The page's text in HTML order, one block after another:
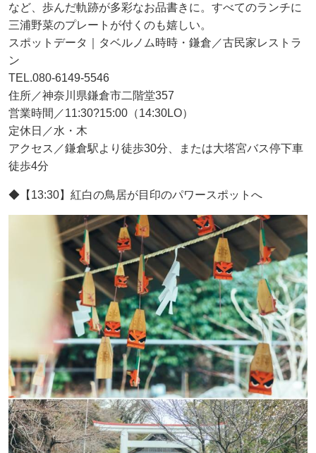
など、歩んだ軌跡が多彩なお品書きに。すべてのランチに
三浦野菜のプレートが付くのも嬉しい。
スポットデータ｜タベルノム時時・鎌倉／古民家レストラ
ン
TEL.080-6149-5546
住所／神奈川県鎌倉市二階堂357
営業時間／11:30?15:00（14:30LO）
定休日／水・木
アクセス／鎌倉駅より徒歩30分、または大塔宮バス停下車
徒歩4分
◆【13:30】紅白の鳥居が目印のパワースポットへ